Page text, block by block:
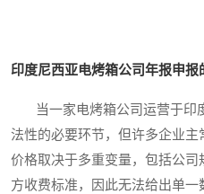
印度尼西亚电烤箱公司年报申报
当一家电烤箱公司运营于印
法性的必要环节，但许多企业主
价格取决于多重变量，包括公
方收费标准，因此无法给出单